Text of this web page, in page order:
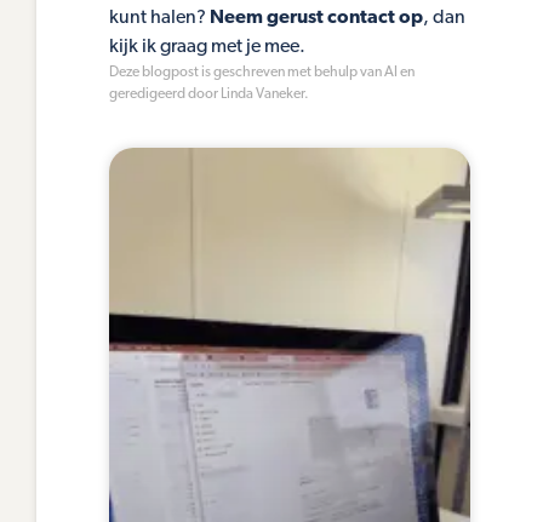
kunt halen? Neem gerust contact op, dan
kijk ik graag met je mee.
Deze blogpost is geschreven met behulp van AI en
geredigeerd door Linda Vaneker.